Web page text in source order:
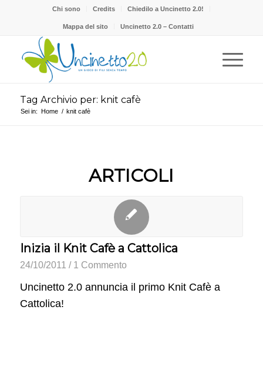
Chi sono Credits Chiedilo a Uncinetto 2.0!
Mappa del sito Uncinetto 2.0 – Contatti
Tag Archivio per: knit cafè
Sei in: Home / knit cafè
ARTICOLI
Inizia il Knit Cafè a Cattolica
24/10/2011 / 1 Commento
Uncinetto 2.0 annuncia il primo Knit Cafè a
Cattolica!